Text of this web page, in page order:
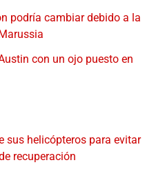
podría cambiar debido a la
con un ojo puesto en
sus helicópteros para evitar
recuperación